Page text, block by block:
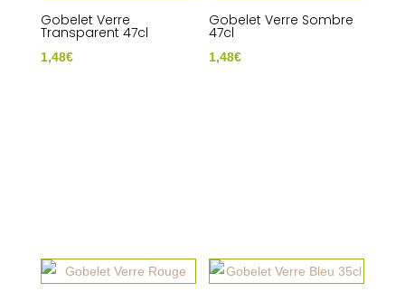
Gobelet Verre
Transparent 47cl
1,48€
Gobelet Verre Sombre
47cl
1,48€